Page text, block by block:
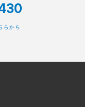
らから